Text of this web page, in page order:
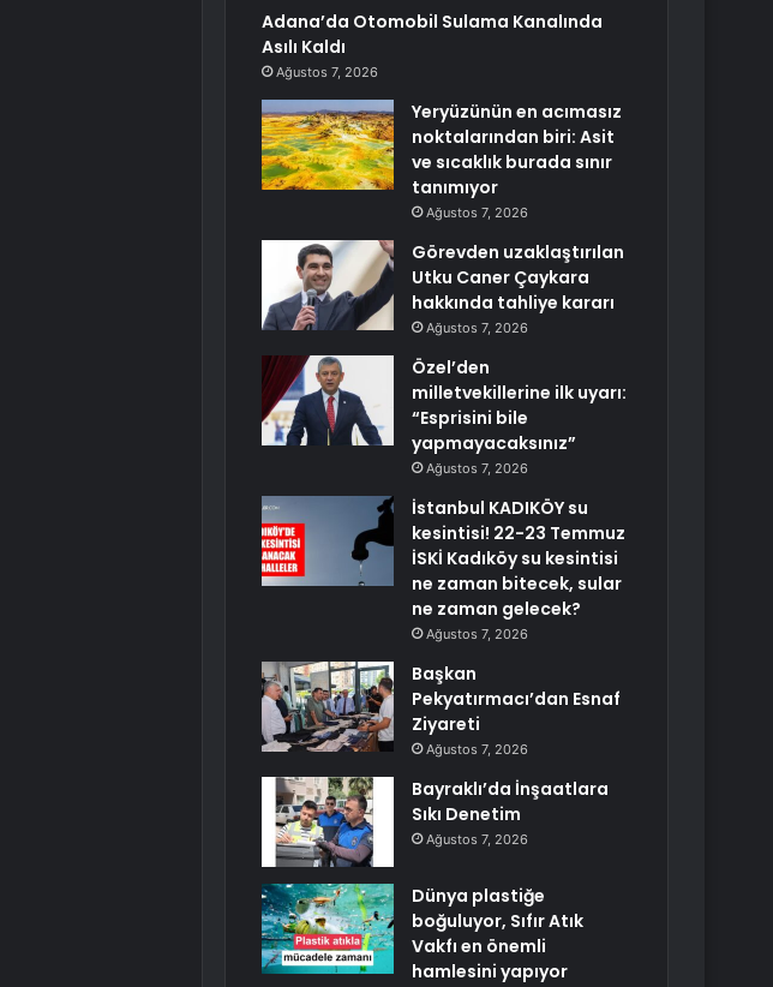
Adana’da Otomobil Sulama Kanalında
Asılı Kaldı
Ağustos 7, 2026
Yeryüzünün en acımasız
noktalarından biri: Asit
ve sıcaklık burada sınır
tanımıyor
Ağustos 7, 2026
Görevden uzaklaştırılan
Utku Caner Çaykara
hakkında tahliye kararı
Ağustos 7, 2026
Özel’den
milletvekillerine ilk uyarı:
“Esprisini bile
yapmayacaksınız”
Ağustos 7, 2026
İstanbul KADIKÖY su
kesintisi! 22-23 Temmuz
İSKİ Kadıköy su kesintisi
ne zaman bitecek, sular
ne zaman gelecek?
Ağustos 7, 2026
Başkan
Pekyatırmacı’dan Esnaf
Ziyareti
Ağustos 7, 2026
Bayraklı’da İnşaatlara
Sıkı Denetim
Ağustos 7, 2026
Dünya plastiğe
boğuluyor, Sıfır Atık
Vakfı en önemli
hamlesini yapıyor